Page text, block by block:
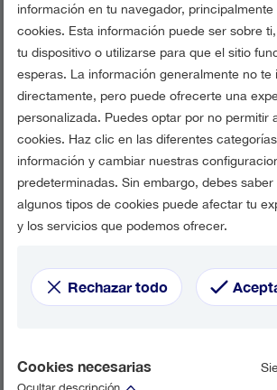
información en tu navegador,
cookies. Esta información puede ser sobre
tu dispositivo o utilizarse para que el sitio
esperas. La información generalmente no te
directamente, pero puede ofrecerte una
personalizada. Puedes optar por no permitir
cookies. Haz clic en las diferentes
información y cambiar nuestras
predeterminadas. Sin embargo, debes
algunos tipos de cookies puede afectar tu
y los servicios que podemos ofrecer.
Rechazar todo
Cookies necesarias